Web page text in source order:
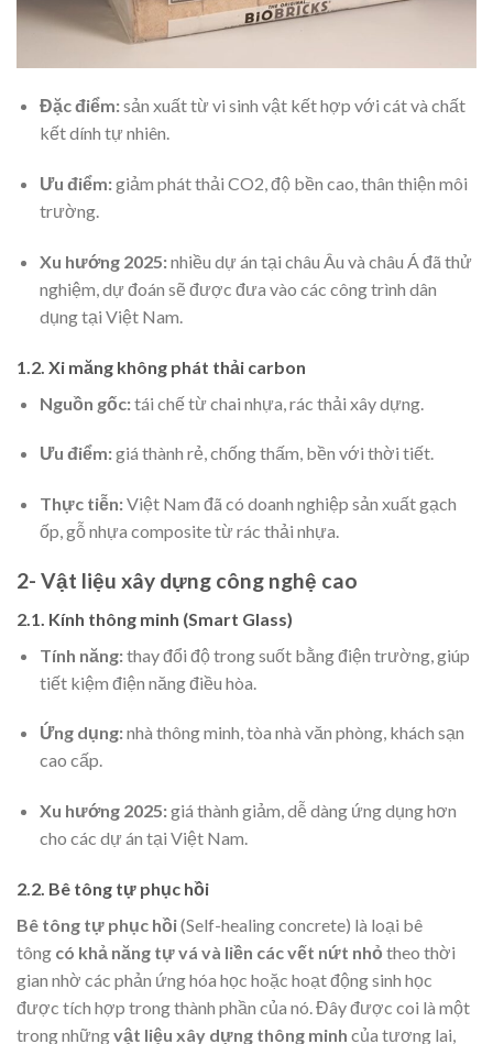
Đặc điểm:sản xuất từ vi sinh vật kết hợp với cát và chất
kết dính tự nhiên.
Ưu điểm:giảm phát thải CO2, độ bền cao, thân thiện môi
trường.
Xu hướng 2025:nhiều dự án tại châu Âu và châu Á đã thử
nghiệm, dự đoán sẽ được đưa vào các công trình dân
dụng tại Việt Nam.
1.2. Xi măng không phát thải carbon
Nguồn gốc:tái chế từ chai nhựa, rác thải xây dựng.
Ưu điểm:giá thành rẻ, chống thấm, bền với thời tiết.
Thực tiễn:Việt Nam đã có doanh nghiệp sản xuất gạch
ốp, gỗ nhựa composite từ rác thải nhựa.
2- Vật liệu xây dựng công nghệ cao
2.1. Kính thông minh (Smart Glass)
Tính năng:thay đổi độ trong suốt bằng điện trường, giúp
tiết kiệm điện năng điều hòa.
Ứng dụng:nhà thông minh, tòa nhà văn phòng, khách sạn
cao cấp.
Xu hướng 2025:giá thành giảm, dễ dàng ứng dụng hơn
cho các dự án tại Việt Nam.
2.2. Bê tông tự phục hồi
Bê tông tự phục hồi(Self-healing concrete) là loại bê
tông có khả năng tự vá và liền các vết nứt nhỏ theo thời
gian nhờ các phản ứng hóa học hoặc hoạt động sinh học
được tích hợp trong thành phần của nó. Đây được coi là một
trong nhữngvật liệu xây dựng thông minh của tương lai,